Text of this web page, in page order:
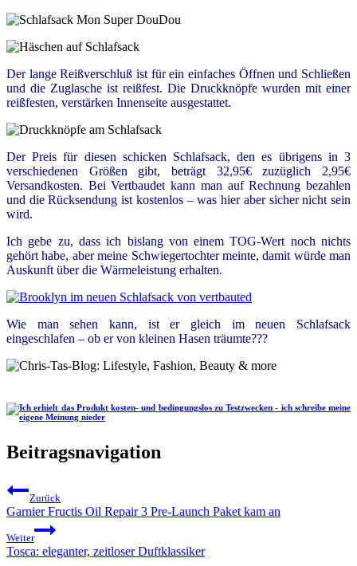
Der lange Reißverschluß ist für ein einfaches Öffnen und Schließen
und die Zuglasche ist reißfest. Die Druckknöpfe wurden mit einer
reißfesten, verstärken Innenseite ausgestattet.
Der Preis für diesen schicken Schlafsack, den es übrigens in 3
verschiedenen Größen gibt, beträgt 32,95€ zuzüglich 2,95€
Versandkosten. Bei Vertbaudet kann man auf Rechnung bezahlen
und die Rücksendung ist kostenlos – was hier aber sicher nicht sein
wird.
Ich gebe zu, dass ich bislang von einem TOG-Wert noch nichts
gehört habe, aber meine Schwiegertochter meinte, damit würde man
Auskunft über die Wärmeleistung erhalten.
Wie man sehen kann, ist er gleich im neuen Schlafsack
eingeschlafen – ob er von kleinen Hasen träumte???
Beitragsnavigation
Zurück
Garnier Fructis Oil Repair 3 Pre-Launch Paket kam an
Weiter
Tosca: eleganter, zeitloser Duftklassiker